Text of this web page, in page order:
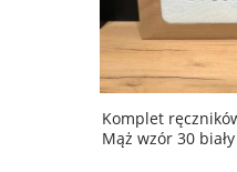
Komplet
Mąż wzór 30